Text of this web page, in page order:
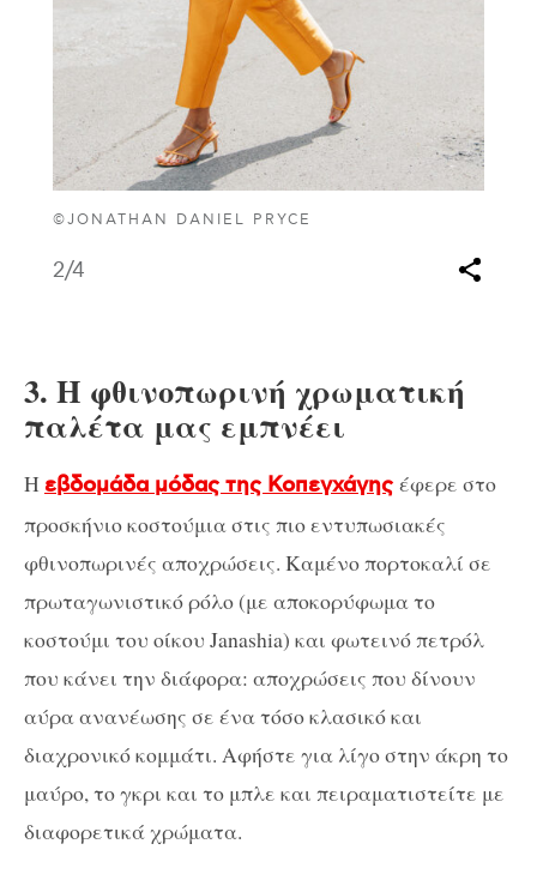
©JONATHAN DANIEL PRYCE
2/4
3. Η φθινοπωρινή χρωματική
παλέτα μας εμπνέει
Η εβδομάδα μόδας της Κοπεγχάγης έφερε στο
προσκήνιο κοστούμια στις πιο εντυπωσιακές
φθινοπωρινές αποχρώσεις. Καμένο πορτοκαλί σε
πρωταγωνιστικό ρόλο (με αποκορύφωμα το
κοστούμι του οίκου Janashia) και φωτεινό πετρόλ
που κάνει την διάφορα: αποχρώσεις που δίνουν
αύρα ανανέωσης σε ένα τόσο κλασικό και
διαχρονικό κομμάτι. Αφήστε για λίγο στην άκρη το
μαύρο, το γκρι και το μπλε και πειραματιστείτε με
διαφορετικά χρώματα.